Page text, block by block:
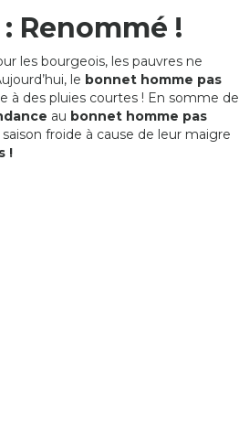
Renommé !
les bourgeois, les pauvres ne
le bonnet homme pas
à des pluies courtes ! En somme de
au bonnet homme pas
froide à cause de leur maigre
!
BONNET TRICOT
21,97 €